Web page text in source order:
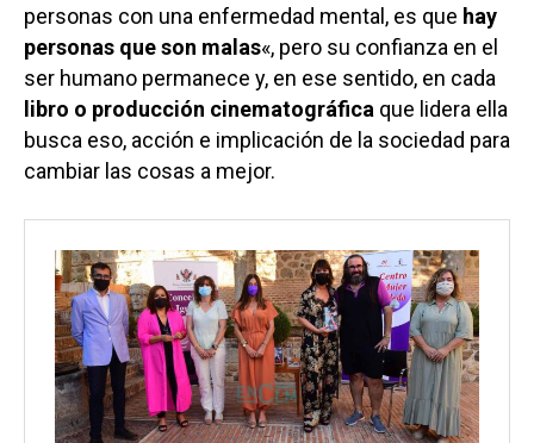
personas con una enfermedad mental, es que hay
personas que son malas«, pero su confianza en el
ser humano permanece y, en ese sentido, en cada
libro o producción cinematográfica que lidera ella
busca eso, acción e implicación de la sociedad para
cambiar las cosas a mejor.